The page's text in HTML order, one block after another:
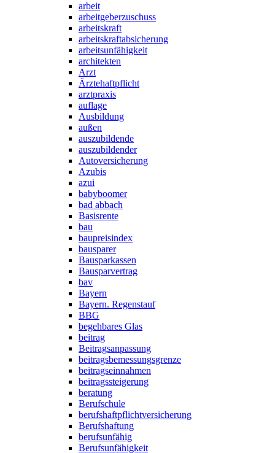
arbeit
arbeitgeberzuschuss
arbeitskraft
arbeitskraftabsicherung
arbeitsunfähigkeit
architekten
Arzt
Ärztehaftpflicht
arztpraxis
auflage
Ausbildung
außen
auszubildende
auszubildender
Autoversicherung
Azubis
azui
babyboomer
bad abbach
Basisrente
bau
baupreisindex
bausparer
Bausparkassen
Bausparvertrag
bav
Bayern
Bayern. Regenstauf
BBG
begehbares Glas
beitrag
Beitragsanpassung
beitragsbemessungsgrenze
beitragseinnahmen
beitragssteigerung
beratung
Berufschule
berufshaftpflichtversicherung
Berufshaftung
berufsunfähig
Berufsunfähigkeit